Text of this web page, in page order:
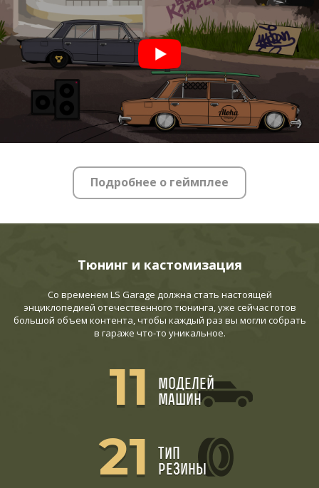
Подробнее о геймплее
Тюнинг и кастомизация
Со временем LS Garage должна стать настоящей
энциклопедией отечественного тюнинга, уже сейчас готов
большой объем контента, чтобы каждый раз вы могли собрать
в гараже что-то уникальное.
11
моделей
машин
21
тип
резины